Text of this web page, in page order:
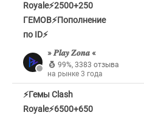
Royale⚡2500+250
ГЕМОВ⚡Пополнение
по ID⚡
» 𝑷𝒍𝒂𝒚 𝒁𝒐𝒏𝒂 «
99%, 3383 отзыва
на рынке 3 года
⚡Гемы Clash
Royale⚡6500+650